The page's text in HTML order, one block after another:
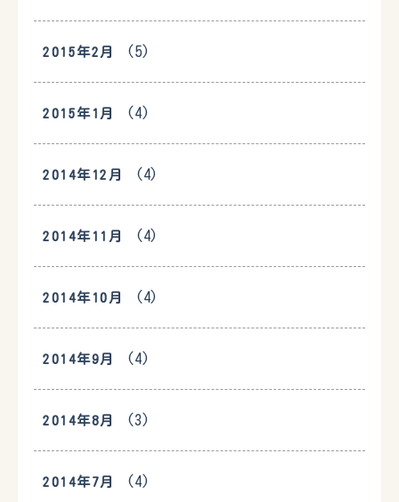
2015年2月 (5)
2015年1月 (4)
2014年12月 (4)
2014年11月 (4)
2014年10月 (4)
2014年9月 (4)
2014年8月 (3)
2014年7月 (4)